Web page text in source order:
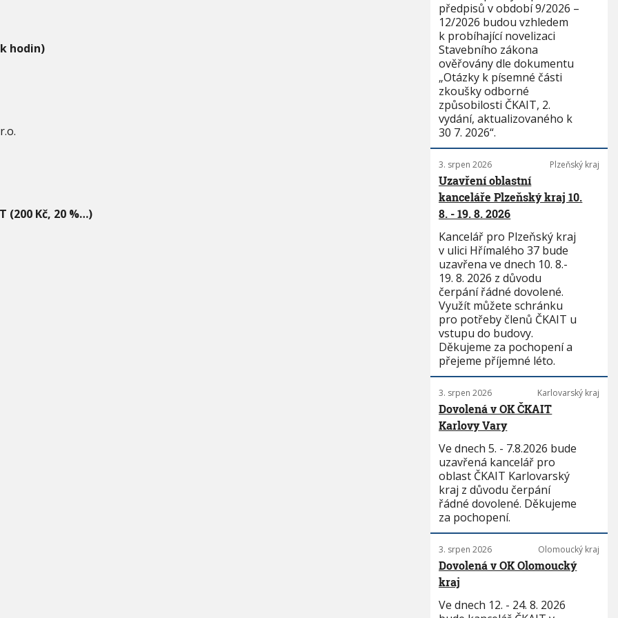
hodin)
(200 Kč, 20 %…)
předpisů v období 9/2026 –
12/2026 budou vzhledem
k probíhající novelizaci
Stavebního zákona
ověřovány dle dokumentu
„Otázky k písemné části
zkoušky odborné
způsobilosti ČKAIT, 2.
vydání, aktualizovaného k
30 7. 2026“.
3. srpen 2026 Plzeňský kraj
Uzavření oblastní
kanceláře Plzeňský kraj 10.
8. - 19. 8. 2026
Kancelář pro Plzeňský kraj
v ulici Hřímalého 37 bude
uzavřena ve dnech 10. 8.-
19. 8. 2026 z důvodu
čerpání řádné dovolené.
Využít můžete schránku
pro potřeby členů ČKAIT u
vstupu do budovy.
Děkujeme za pochopení a
přejeme příjemné léto.
3. srpen 2026 Karlovarský kraj
Dovolená v OK ČKAIT
Karlovy Vary
Ve dnech 5. - 7.8.2026 bude
uzavřená kancelář pro
oblast ČKAIT Karlovarský
kraj z důvodu čerpání
řádné dovolené. Děkujeme
za pochopení.
3. srpen 2026 Olomoucký kraj
Dovolená v OK Olomoucký
kraj
Ve dnech 12. - 24. 8. 2026